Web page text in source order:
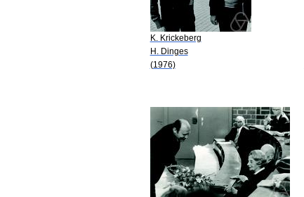
K. Krickeberg
H. Dinges
(1976)